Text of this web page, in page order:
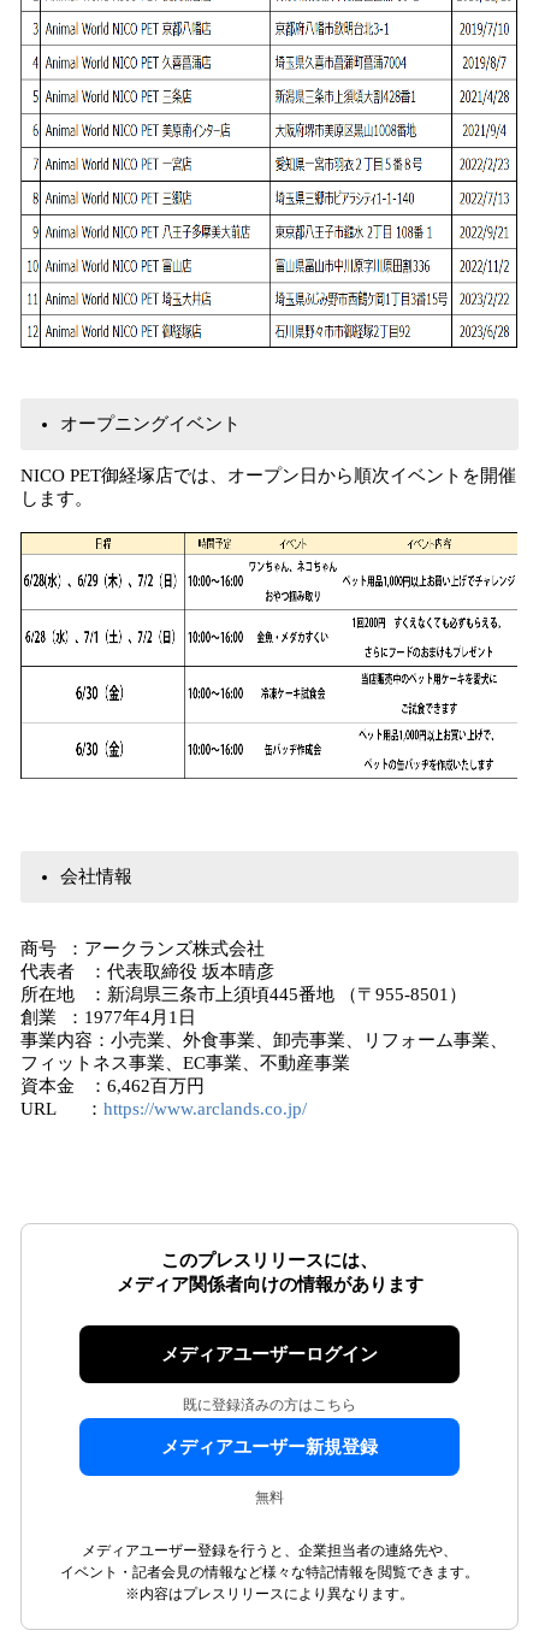
オープニングイベント
NICO PET御経塚店では、オープン日から順次イベントを開催
します。
会社情報
商号 ：アークランズ株式会社
代表者 ：代表取締役 坂本晴彦
所在地 ：新潟県三条市上須頃445番地 （〒955-8501）
創業 ：1977年4月1日
事業内容：小売業、外食事業、卸売事業、リフォーム事業、
フィットネス事業、EC事業、不動産事業
資本金 ：6,462百万円
URL ： https://www.arclands.co.jp/
このプレスリリースには、
メディア関係者向けの情報があります
メディアユーザーログイン
既に登録済みの方はこちら
メディアユーザー新規登録
無料
メディアユーザー登録を行うと、企業担当者の連絡先や、
イベント・記者会見の情報など様々な特記情報を閲覧できます。
※内容はプレスリリースにより異なります。